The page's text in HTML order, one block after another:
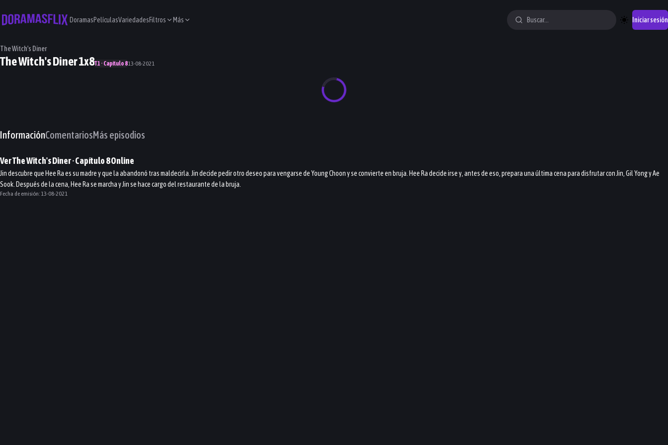
DoramasPelículasVariedadesFiltros Más Iniciar sesión
The Witch's Diner
The Witch's Diner 1x8T1 · Capítulo 813-08-2021
InformaciónComentariosMás episodios
VerThe Witch's Diner· Capítulo8Online
Jin descubre que Hee Ra es su madre y que la abandonó tras maldecirla. Jin decide pedir otro deseo para vengarse de Young Choon y se convierte en bruja. Hee Ra decide irse y, antes de eso, prepara una última cena para disfrutar con Jin, Gil Yong y Ae
Sook. Después de la cena, Hee Ra se marcha y Jin se hace cargo del restaurante de la bruja.
Fecha de emisión: 13-08-2021